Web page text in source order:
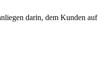
darin, dem Kunden auf